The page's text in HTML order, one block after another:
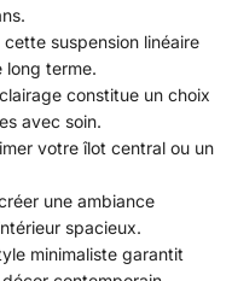
suspension linéaire
long terme.
constitue un choix
avec soin.
votre îlot central ou un
une ambiance
spacieux.
minimaliste garantit